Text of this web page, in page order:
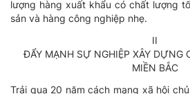
lượng hàng xuất khẩu có chất lượng
sản và hàng công nghiệp nhẹ.
II
ĐẨY MẠNH SỰ NGHIỆP XÂY DỰNG
MIỀN BẮC
Trải qua 20 năm cách mạng xã hội